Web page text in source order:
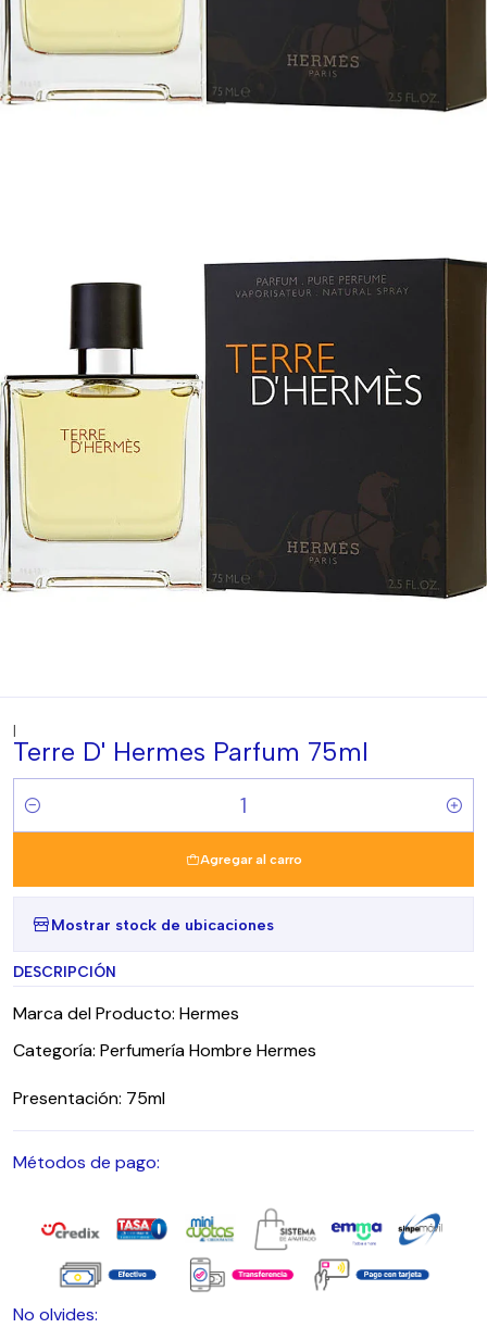
|
Terre D' Hermes Parfum 75ml
Cantidad
Agregar al carro
Mostrar stock de ubicaciones
DESCRIPCIÓN
Marca del Producto: Hermes
Categoría: Perfumería Hombre Hermes
Presentación: 75ml
Métodos de pago:
No olvides: